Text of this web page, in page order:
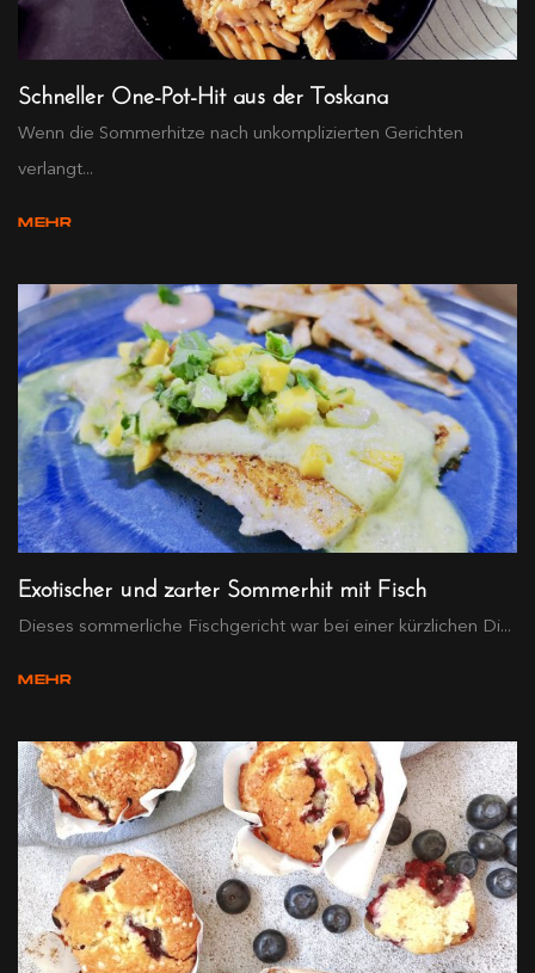
Schneller One-Pot-Hit aus der Toskana
Wenn die Sommerhitze nach unkomplizierten Gerichten
verlangt...
MEHR
Exotischer und zarter Sommerhit mit Fisch
Dieses sommerliche Fischgericht war bei einer kürzlichen Di...
MEHR